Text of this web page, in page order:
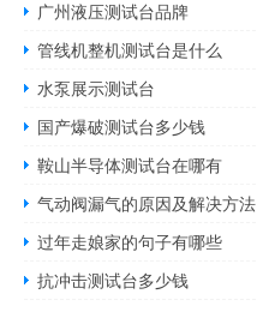
广州液压测试台品牌
管线机整机测试台是什么
水泵展示测试台
国产爆破测试台多少钱
鞍山半导体测试台在哪有
气动阀漏气的原因及解决方法
过年走娘家的句子有哪些
抗冲击测试台多少钱